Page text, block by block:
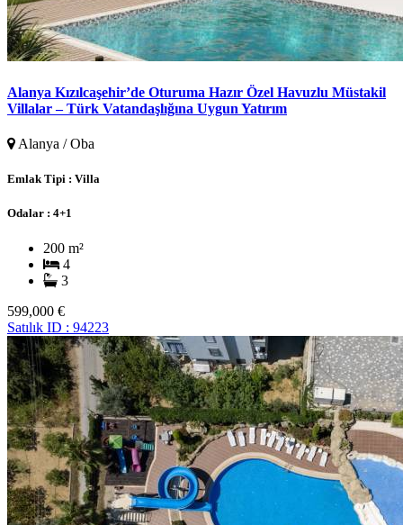
Alanya Kızılcaşehir’de Oturuma Hazır Özel Havuzlu Müstakil
Villalar – Türk Vatandaşlığına Uygun Yatırım
Alanya / Oba
Emlak Tipi : Villa
Odalar : 4+1
200 m²
4
3
599,000 €
Satılık ID : 94223